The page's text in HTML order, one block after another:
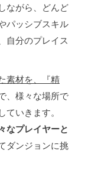
ながら、どんど
パッシブスキル
自分のプレイス
素材を、『精
、様々な場所で
ていきます。
なプレイヤーと
ダンジョンに挑